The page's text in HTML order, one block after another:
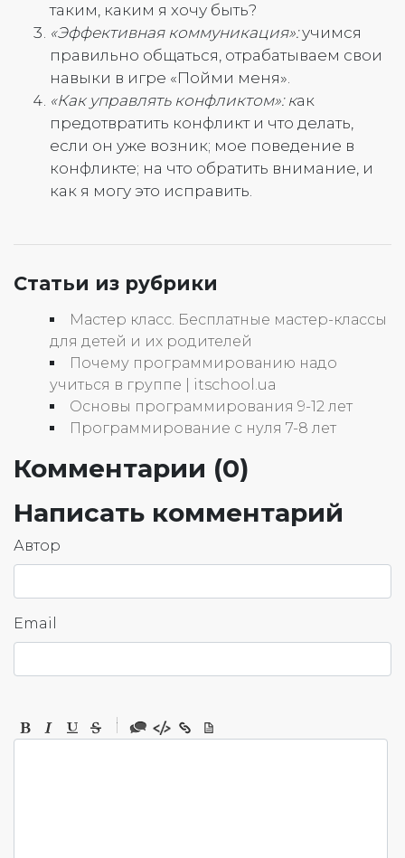
таким, каким я хочу быть?
«Эффективная коммуникация»:учимся
правильно общаться, отрабатываем свои
навыки в игре «Пойми меня».
«Как управлять конфликтом»: как
предотвратить конфликт и что делать,
если он уже возник; мое поведение в
конфликте; на что обратить внимание, и
как я могу это исправить.
Статьи из рубрики
Мастер класс. Бесплатные мастер-классы
для детей и их родителей
Почему программированию надо
учиться в группе | itschool.ua
Основы программирования 9-12 лет
Программирование с нуля 7-8 лет
Комментарии (0)
Написать комментарий
Автор
Email
-
-